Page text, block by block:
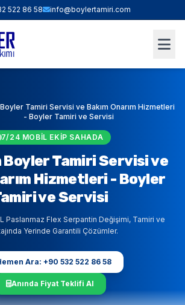
522 86 58 info@boylertamiri.com
Tamiri Servisi ve Bakım Onarım Hizmetleri
- Boyler Tamiri ve Servisi
7/24 MOBIL EKIP SAHADA
Boyler Tamiri Servisi ve
Hizmetleri - Boyler
ve Servisi
Paslanmaz Flex Serpantin Değişimi, Tamiri ve
Yerinde Garantili Çözümler.
Ara: +90 532 522 86 58
Anında Fiyat Teklifi Al
& Keşif Sihirbazı
/ TIPI
İLÇE (İSTANBUL)
uygun en iyi fiyat teklifi 1-3 dakika içinde
WhatsApp'tan iletilir.